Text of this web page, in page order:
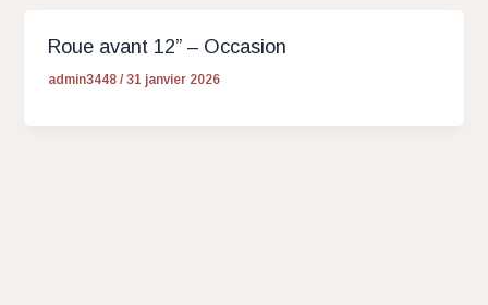
Roue avant 12” – Occasion
admin3448/31 janvier 2026